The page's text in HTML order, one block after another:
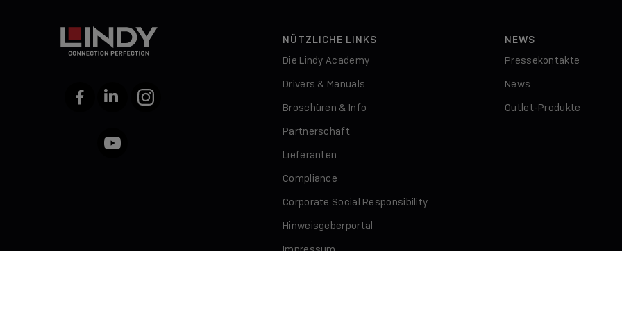
FacebookLinkedInInstagram
YouTube
NÜTZLICHE LINKS
Die Lindy Academy
Drivers & Manuals
Broschüren & Info
Partnerschaft
Lieferanten
Compliance
Corporate Social Responsibility
Hinweisgeberportal
Impressum
NEWS
Pressekontakte
News
Outlet-Produkte